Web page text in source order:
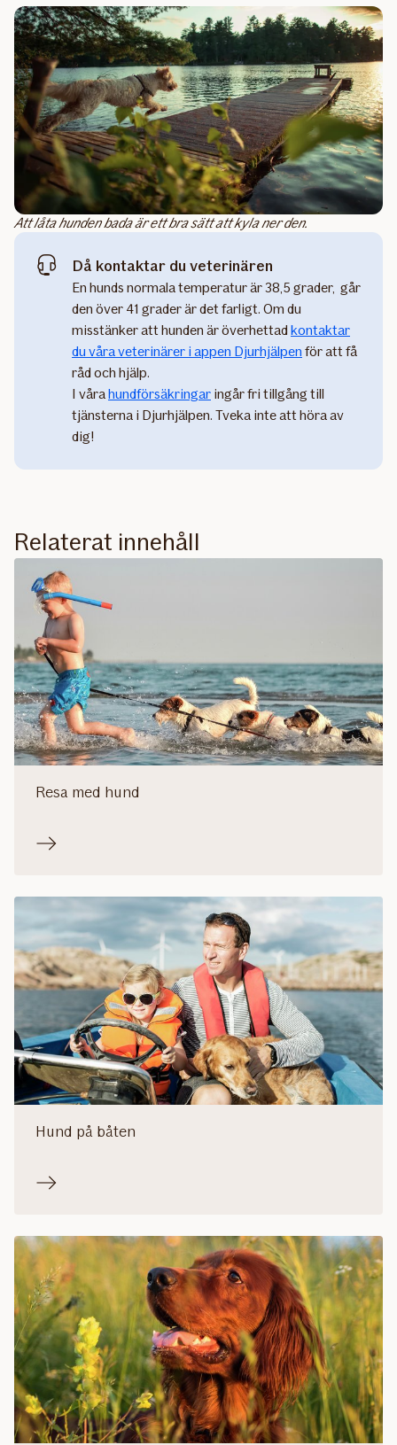
Att låta hunden bada är ett bra sätt att kyla ner den.
Då kontaktar du veterinären
En hunds normala temperatur är 38,5 grader, går
den över 41 grader är det farligt. Om du
misstänker att hunden är överhettadkontaktar
du våra veterinärer i appen Djurhjälpen för att få
råd och hjälp.
I vårahundförsäkringar ingår fri tillgång till
tjänsterna i Djurhjälpen. Tveka inte att höra av
dig!
Relaterat innehåll
Resa med hund
Hund på båten